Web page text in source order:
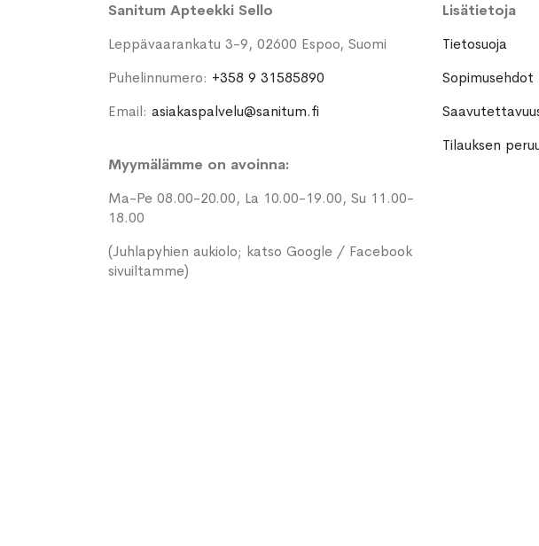
Sanitum Apteekki Sello
Leppävaarankatu 3-9, 02600 Espoo, Suomi
Puhelinnumero: +358 9 31585890
Email: asiakaspalvelu@sanitum.fi
Myymälämme on avoinna:
Ma-Pe 08.00-20.00, La 10.00-19.00, Su 11.00-
18.00
(Juhlapyhien aukiolo; katso Google / Facebook
sivuiltamme)
Lisätietoja
Tietosuoja
Sopimusehdot
Tilauksen